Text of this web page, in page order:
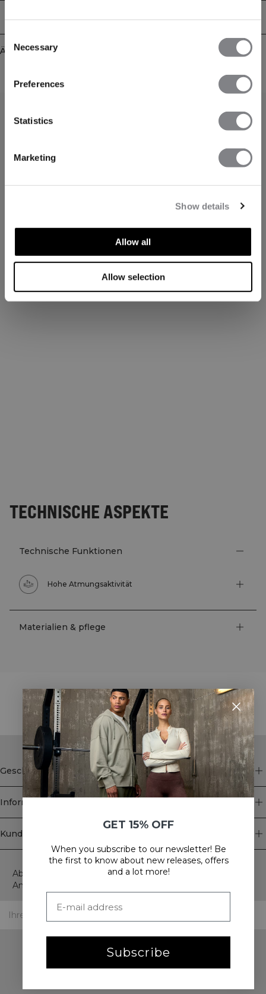
Consent
Selection
Necessary
Preferences
Statistics
Marketing
Show details
Allow all
Allow selection
Lieferung & Rückgabe
Ähnliche Produkte
TECHNISCHE ASPEKTE
Technische Funktionen
Hohe Atmungsaktivität
Materialien & pflege
STYLE WITH
Geschäft
Information
Kundendienst
Newsletter
Abonnieren Sie unseren Newsletter! Erhalten Sie exklusive
Angebote, unsere neuesten Nachrichten und vieles mehr.
GET 15% OFF
When you subscribe to our newsletter! Be
the first to know about new releases, offers
and a lot more!
Subscribe